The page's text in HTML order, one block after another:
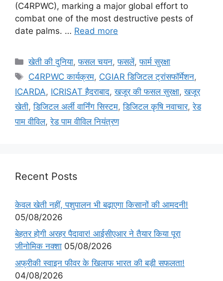
(C4RPWC), marking a major global effort to
combat one of the most destructive pests of
date palms. … Read more
खेती की दुनिया,फसल चयन,फसलें,फार्म सुरक्षा
C4RPWC कार्यक्रम, CGIAR डिजिटल ट्रांसफॉर्मेशन,
ICARDA, ICRISAT हैदराबाद,खजूर की फसल सुरक्षा,खजूर
खेती,डिजिटल अर्ली वार्निंग सिस्टम,डिजिटल कृषि नवाचार,रेड
पाम वीविल,रेड पाम वीविल नियंत्रण
Recent Posts
केवल खेती नहीं, पशुपालन भी बढ़ाएगा किसानों की आमदनी!
05/08/2026
बेहतर होगी अरहर पैदावार! आईसीएआर ने तैयार किया पूरा
जीनोमिक नक्शा 05/08/2026
अफ्रीकी स्वाइन फीवर के खिलाफ भारत की बड़ी सफलता!
04/08/2026